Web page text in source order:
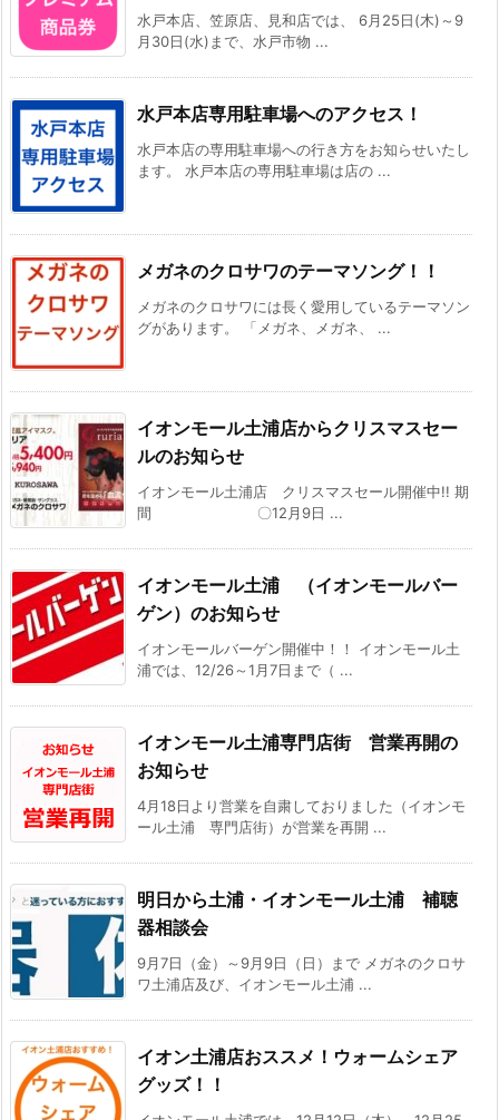
水戸本店、笠原店、見和店では、 6月25日(木)～9
月30日(水)まで、水戸市物 ...
水戸本店専用駐車場へのアクセス！
水戸本店の専用駐車場への行き方をお知らせいたし
ます。 水戸本店の専用駐車場は店の ...
メガネのクロサワのテーマソング！！
メガネのクロサワには長く愛用しているテーマソン
グがあります。 「メガネ、メガネ、 ...
イオンモール土浦店からクリスマスセー
ルのお知らせ
イオンモール土浦店 クリスマスセール開催中!! 期
間 〇12月9日 ...
イオンモール土浦 （イオンモールバー
ゲン）のお知らせ
イオンモールバーゲン開催中！！ イオンモール土
浦では、12/26～1月7日まで（ ...
イオンモール土浦専門店街 営業再開の
お知らせ
4月18日より営業を自粛しておりました（イオンモ
ール土浦 専門店街）が営業を再開 ...
明日から土浦・イオンモール土浦 補聴
器相談会
9月7日（金）～9月9日（日）まで メガネのクロサ
ワ土浦店及び、イオンモール土浦 ...
イオン土浦店おススメ！ウォームシェア
グッズ！！